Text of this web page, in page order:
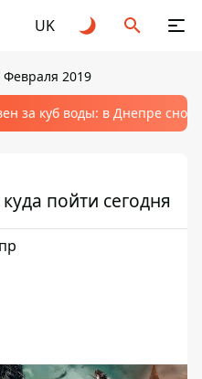
UK
Февраля 2019
за куб воды: в Днепре
пойти сегодня